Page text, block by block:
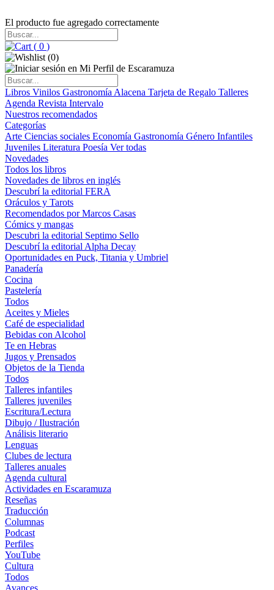
El producto fue agregado correctamente
( 0 )
(0)
Libros Vinilos Gastronomía Alacena Tarjeta de Regalo Talleres
Agenda Revista Intervalo
Nuestros recomendados
Categorías
Arte Ciencias sociales Economía Gastronomía Género Infantiles
Juveniles Literatura Poesía Ver todas
Novedades
Todos los libros
Novedades de libros en inglés
Descubrí la editorial FERA
Oráculos y Tarots
Recomendados por Marcos Casas
Cómics y mangas
Descubri la editorial Septimo Sello
Descubrí la editorial Alpha Decay
Oportunidades en Puck, Titania y Umbriel
Panadería
Cocina
Pastelería
Todos
Aceites y Mieles
Café de especialidad
Bebidas con Alcohol
Te en Hebras
Jugos y Prensados
Objetos de la Tienda
Todos
Talleres infantiles
Talleres juveniles
Escritura/Lectura
Dibujo / Ilustración
Análisis literario
Lenguas
Clubes de lectura
Talleres anuales
Agenda cultural
Actividades en Escaramuza
Reseñas
Traducción
Columnas
Podcast
Perfiles
YouTube
Cultura
Todos
Avances